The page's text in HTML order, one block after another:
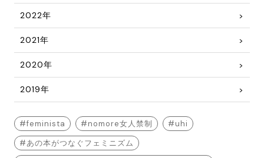
2022年
2021年
2020年
2019年
feminista nomore女人禁制
uhi
あの本がつなぐフェミニズム